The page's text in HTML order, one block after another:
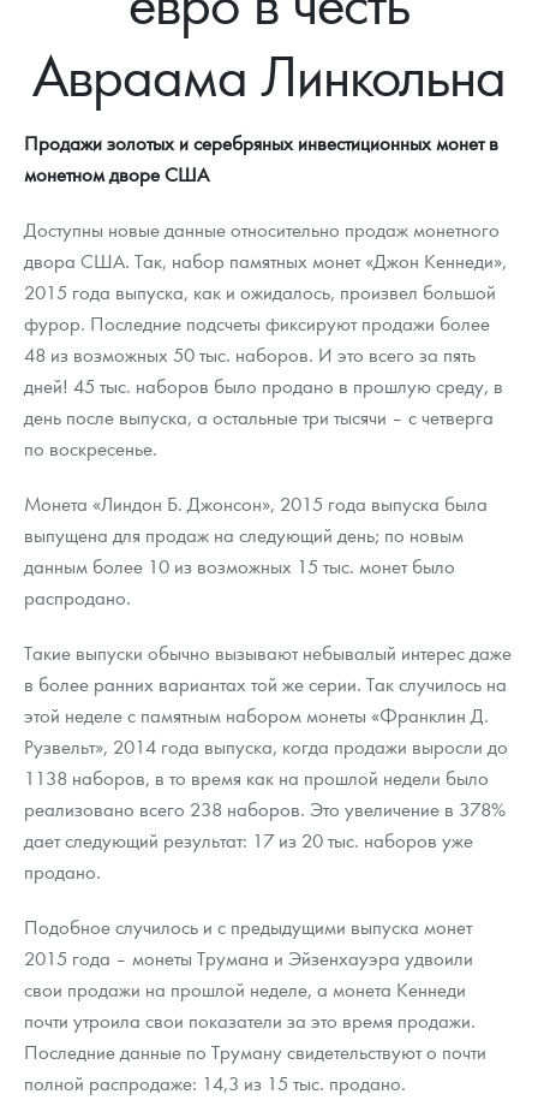
Русская нумизматика
Золотая карманная галерея
Наборы подарочных и коллекционных монет
Монеты и жетоны из недрагоценных металлов
Книги по нумизматике
Авраама Линкольна
Продажи золотых и серебряных инвестиционных монет в
монетном дворе США
Доступны новые данные относительно продаж монетного
двора США. Так, набор памятных монет «Джон Кеннеди»,
2015 года выпуска, как и ожидалось, произвел большой
фурор. Последние подсчеты фиксируют продажи более
48 из возможных 50 тыс. наборов. И это всего за пять
дней! 45 тыс. наборов было продано в прошлую среду, в
день после выпуска, а остальные три тысячи – с четверга
по воскресенье.
Монета «Линдон Б. Джонсон», 2015 года выпуска была
выпущена для продаж на следующий день; по новым
данным более 10 из возможных 15 тыс. монет было
распродано.
Такие выпуски обычно вызывают небывалый интерес даже
в более ранних вариантах той же серии. Так случилось на
этой неделе с памятным набором монеты «Франклин Д.
Рузвельт», 2014 года выпуска, когда продажи выросли до
1138 наборов, в то время как на прошлой недели было
реализовано всего 238 наборов. Это увеличение в 378%
дает следующий результат: 17 из 20 тыс. наборов уже
продано.
Подобное случилось и с предыдущими выпуска монет
2015 года – монеты Трумана и Эйзенхауэра удвоили
свои продажи на прошлой неделе, а монета Кеннеди
почти утроила свои показатели за это время продажи.
Последние данные по Труману свидетельствуют о почти
полной распродаже: 14,3 из 15 тыс. продано.